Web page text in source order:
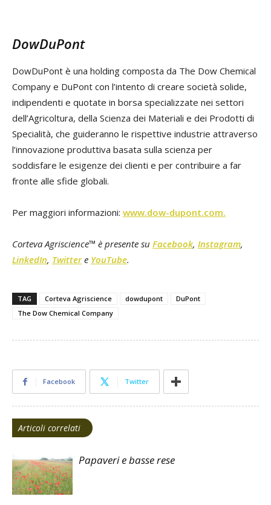
DowDuPont
DowDuPont è una holding composta da The Dow Chemical
Company e DuPont con l’intento di creare società solide,
indipendenti e quotate in borsa specializzate nei settori
dell’Agricoltura, della Scienza dei Materiali e dei Prodotti di
Specialità, che guideranno le rispettive industrie attraverso
l’innovazione produttiva basata sulla scienza per
soddisfare le esigenze dei clienti e per contribuire a far
fronte alle sfide globali.
Per maggiori informazioni: www.dow-dupont.com.
Corteva Agriscience™ è presente su Facebook, Instagram,
LinkedIn, Twittere YouTube.
TAG Corteva Agriscience dowdupont
DuPont
The Dow Chemical Company
Facebook Twitter
Articoli correlati
Papaveri e basse rese